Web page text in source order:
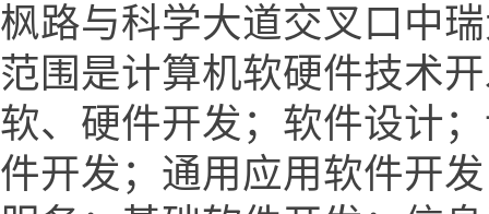
枫路与科学大道交叉口中
范围是计算机软硬件技术
软、硬件开发；软件设计
件开发；通用应用软件开